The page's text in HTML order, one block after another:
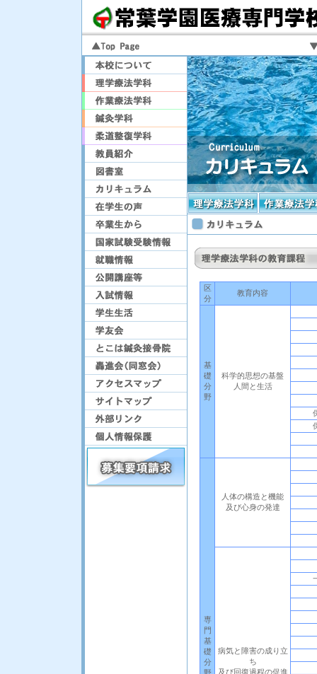
区
分
教育内容
基
礎
分
野
科学的思想の基盤
人間と生活
専
門
基
礎
分
人体の構造と機能
及び心身の発達
病気と障害の成り立
ち
及び回復過程の促進